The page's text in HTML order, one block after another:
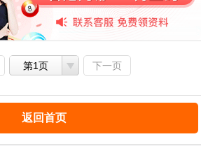
第1页 下一页
返回首页